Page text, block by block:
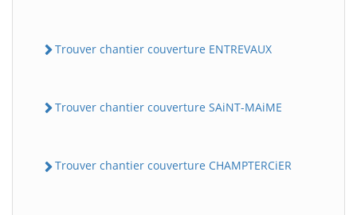
Trouver chantier couverture ENTREVAUX
Trouver chantier couverture SAiNT-MAiME
Trouver chantier couverture CHAMPTERCiER